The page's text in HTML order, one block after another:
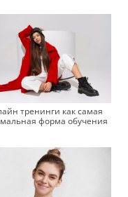
тренинги как самая
форма обучения